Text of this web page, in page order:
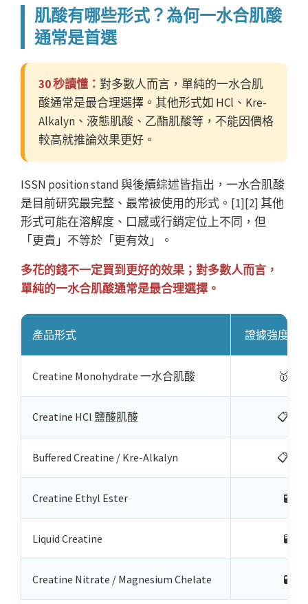
肌酸有哪些形式？為何一水合肌酸
通常是首選
30 秒讀懂： 對多數人而言，單純的一水合肌
酸通常是最合理選擇。其他形式如 HCl、Kre-
Alkalyn、液態肌酸、乙酯肌酸等，不能因價格
較高就推論效果更好。
ISSN position stand 與後續綜述皆指出，一水合肌酸
是目前研究最完整、最常被使用的形式。[1][2] 其他
形式可能在溶解度、口感或行銷定位上不同，但
「更貴」不等於「更有效」。
多花的錢不一定買到更好的效果；對多數人而言，
單純的一水合肌酸通常是最合理選擇。
產品形式 證據強度
Creatine Monohydrate 一水合肌酸 🥇
Creatine HCl 鹽酸肌酸 📋
Buffered Creatine / Kre-Alkalyn 📋
Creatine Ethyl Ester 🧪
Liquid Creatine 🧪
Creatine Nitrate / Magnesium Chelate 🧪